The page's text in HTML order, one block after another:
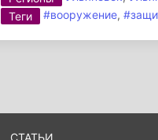
Теги
#вооружение,
СТАТЬИ